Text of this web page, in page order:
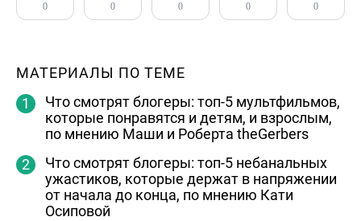
0 0 0 0 0
МАТЕРИАЛЫ ПО ТЕМЕ
Что смотрят блогеры: топ-5 мультфильмов,
которые понравятся и детям, и взрослым,
по мнению Маши и Роберта theGerbers
Что смотрят блогеры: топ-5 небанальных
ужастиков, которые держат в напряжении
от начала до конца, по мнению Кати
Осиповой